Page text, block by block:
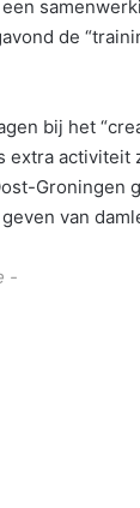
de
bij het
extra
Groningen
van
-